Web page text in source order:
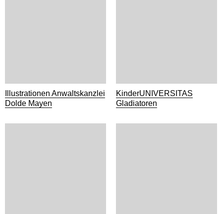
Illustrationen Anwaltskanzlei
Dolde Mayen
KinderUNIVERSITAS
Gladiatoren